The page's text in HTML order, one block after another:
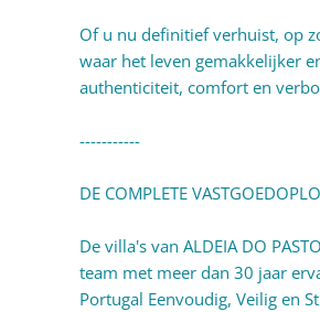
Of u nu definitief verhuist, op
waar het leven gemakkelijker
authenticiteit, comfort en
-----------
DE COMPLETE
De villa's van ALDEIA DO
team met meer dan 30 jaar
Portugal Eenvoudig, Veilig en